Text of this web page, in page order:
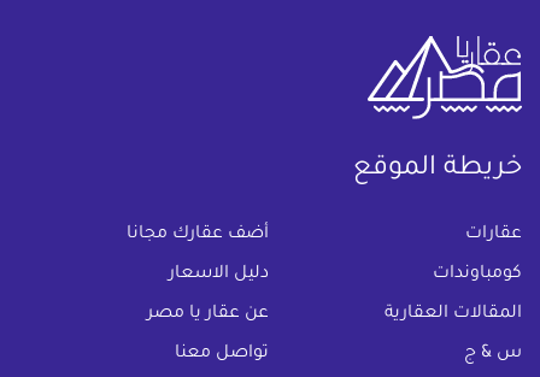
خريطة الموقع
عقارات أضف عقارك مجانا
كومباوندات دليل الاسعار
المقالات العقارية عن عقار يا مصر
س & ج تواصل معنا